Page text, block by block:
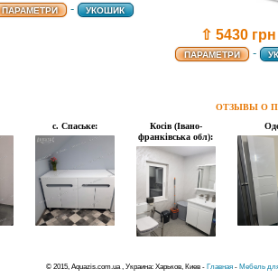
ПАРАМЕТРИ - УКОШИК
⇧ 5430
ПАРАМЕТРИ -
ОТЗЫВЫ О
с. Спаське:
Косів (Івано-
франківська обл):
© 2015, Aquazis.com.ua , Украина: Харьков, Киев - Главная - Мебель